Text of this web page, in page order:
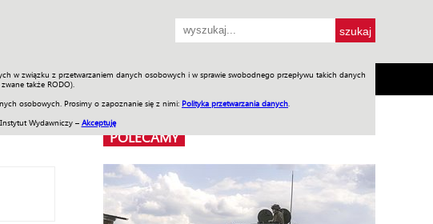
w związku z przetwarzaniem danych osobowych i w sprawie swobodnego przepływu takich danych
także RODO).
osobowych. Prosimy o zapoznanie się z nimi: Polityka przetwarzania danych
Wydawniczy – Akceptuję
ENGLISH SKLEP Jednodniówki Praca w WIW
POLECAMY